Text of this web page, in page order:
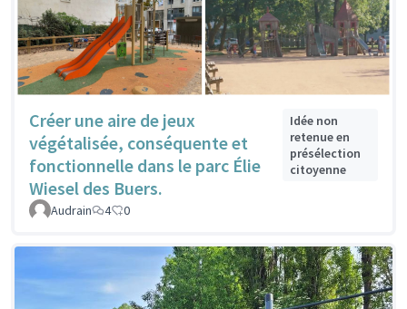
Créer une aire de jeux
végétalisée, conséquente et
fonctionnelle dans le parc Élie
Wiesel des Buers.
Idée non
retenue en
présélection
citoyenne
Audrain 4 0